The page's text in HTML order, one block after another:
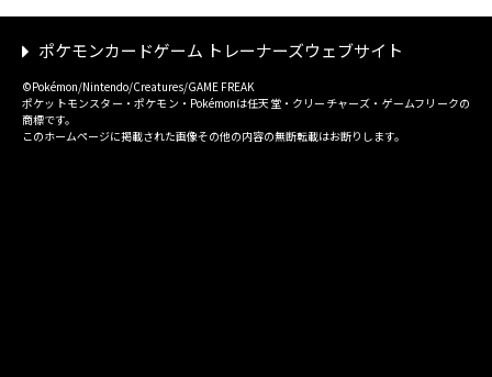
ポケモンカードゲーム トレーナーズウェブサイト
©Pokémon/Nintendo/Creatures/GAME FREAK
ポケットモンスター・ポケモン・Pokémonは任天堂・クリーチャーズ・ゲームフリークの
商標です。
このホームページに掲載された画像その他の内容の無断転載はお断りします。